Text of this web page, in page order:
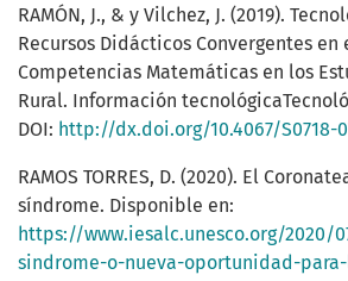
RAMÓN, J., & y Vilchez, J. (2019).
Recursos Didácticos Convergentes
Competencias Matemáticas en los
Rural. Información
DOI: http://dx.doi.org/10.4067/S0718-
RAMOS TORRES, D. (2020). El
síndrome. Disponible en:
https://www.iesalc.unesco.org/2020/
sindrome-o-nueva-oportunidad-